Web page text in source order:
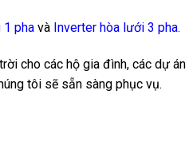
1 pha và Inverter hòa lưới 3 pha.
cho các hộ gia đình, các dự
tôi sẽ sẵn sàng phục vụ.